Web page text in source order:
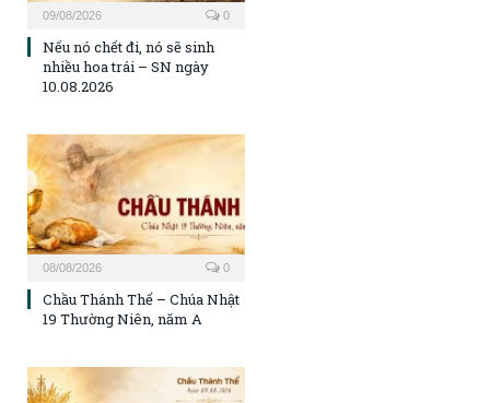
09/08/2026 0
Nếu nó chết đi, nó sẽ sinh
nhiều hoa trái – SN ngày
10.08.2026
08/08/2026 0
Chầu Thánh Thể – Chúa Nhật
19 Thường Niên, năm A